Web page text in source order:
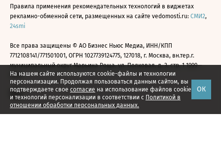
На нашем сайте используются cookie-файлы и технологии
персонализации. Продолжая пользоваться данным сайтом, вы
подтверждаете свое согласие на использование файлов cookie
и технологий персонализации в соответствии с Политикой в
отношении обработки персональных данных.
ОК
Правила применения рекомендательных технологий в виджетах
рекламно-обменной сети, размещенных на сайте vedomosti.ru: СМИ2,
24smi
Все права защищены © АО Бизнес Ньюс Медиа, ИНН/КПП
7712108141/771501001, ОГРН 1027739124775, 127018, г. Москва, вн.тер.г.
муниципальный округ Марьина Роща, ул. Полковая, д. 3, стр. 1 1999—
2026